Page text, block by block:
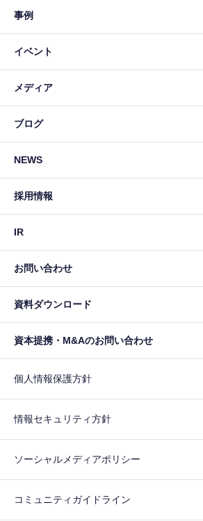
事例
イベント
メディア
ブログ
NEWS
採用情報
IR
お問い合わせ
資料ダウンロード
資本提携・M&Aのお問い合わせ
個人情報保護方針
情報セキュリティ方針
ソーシャルメディアポリシー
コミュニティガイドライン